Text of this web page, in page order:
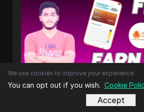
Tiền điện tử
Hướng dẫn đầy đủ về
Openledger || Chạy
We use cookies to improve your experience.
You can opt out if you wish. Cookie
Accept